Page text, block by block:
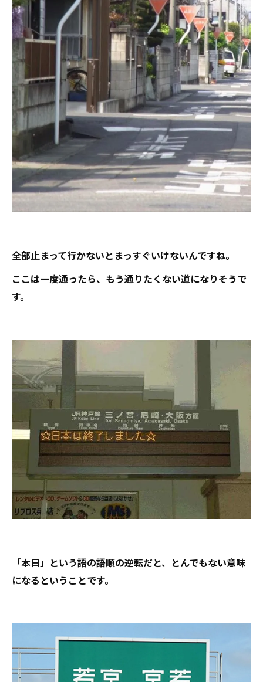
全部止まって行かないとまっすぐいけないんですね。
ここは一度通ったら、もう通りたくない道になりそうで
す。
「本日」という語の語順の逆転だと、とんでもない意味
になるということです。